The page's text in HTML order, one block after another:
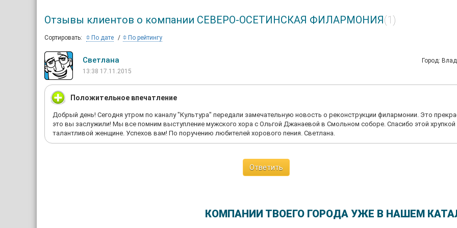
Отзывы клиентов о компании СЕВЕРО-ОСЕТИНСКАЯ ФИЛАРМОНИЯ(1)
Сортировать: По дате По рейтингу
Светлана
Город:
13:38 17.11.2015
Положительное впечатление
Добрый день! Сегодня утром по каналу "Культура" передали замечательную новость о реконструкции филармонии. Это
это вы заслужили! Мы все помним выступление мужского хора с Ольгой Джанаевой в Смольном соборе. Спасибо этой хрупкой
талантливой женщине. Успехов вам! По поручению любителей хорового пения. Светлана.
Ответить
КОМПАНИИ ТВОЕГО ГОРОДА УЖЕ В НАШЕМ